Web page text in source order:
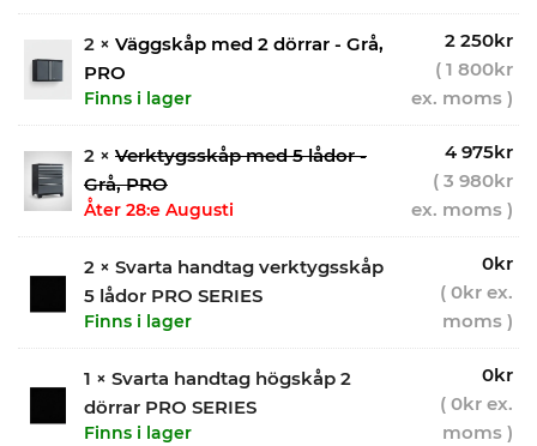
2 × Väggskåp med 2 dörrar - Grå,
PRO
Finns i lager
2 250kr
( 1 800kr
ex. moms )
2 × Verktygsskåp med 5 lådor -
Grå, PRO
Åter 28:e Augusti
4 975kr
( 3 980kr
ex. moms )
2 × Svarta handtag verktygsskåp
5 lådor PRO SERIES
Finns i lager
0kr
( 0kr ex.
moms )
1 × Svarta handtag högskåp 2
dörrar PRO SERIES
Finns i lager
0kr
( 0kr ex.
moms )